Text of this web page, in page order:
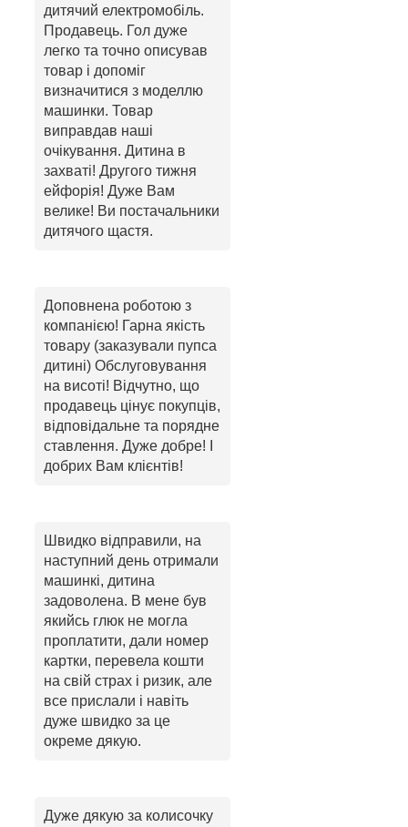
дитячий електромобіль.
Продавець. Гол дуже
легко та точно описував
товар і допоміг
визначитися з моделлю
машинки. Товар
виправдав наші
очікування. Дитина в
захваті! Другого тижня
ейфорія! Дуже Вам
велике! Ви постачальники
дитячого щастя.
Доповнена роботою з
компанією! Гарна якість
товару (заказували пупса
дитині) Обслуговування
на висоті! Відчутно, що
продавець цінує покупців,
відповідальне та порядне
ставлення. Дуже добре! І
добрих Вам клієнтів!
Швидко відправили, на
наступний день отримали
машинкі, дитина
задоволена. В мене був
якийсь глюк не могла
проплатити, дали номер
картки, перевела кошти
на свій страх і ризик, але
все прислали і навіть
дуже швидко за це
окреме дякую.
Дуже дякую за колисочку